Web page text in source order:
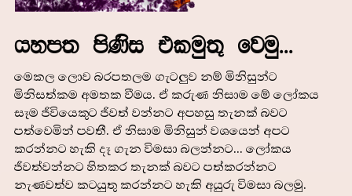
යහපත පිණිස එකමුතු වෙමු...
මෙකල ලොව බරපතලම ගැටලුව නම් මිනිසුන්ට
මිනිසත්කම අමතක වීමය. ඒ කරුණ නිසාම මේ ලෝකය
සෑම ජීවියෙකුට ජීවත් වන්නට අපහසු තැනක් බවට
පත්වෙමින් පවතී. ඒ නිසාම මිනිසුන් වශයෙන් අපට
කරන්නට හැකි දෑ ගැන විමසා බලන්නට... ලෝකය
ජීවත්වන්නට හිතකර තැනක් බවට පත්කරන්නට
නැණවත්ව කටයුතු කරන්නට හැකි අයුරු විමසා බලමු.